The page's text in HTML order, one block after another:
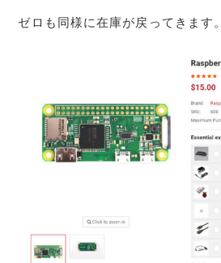
ゼロも同様に在庫が戻ってきます。